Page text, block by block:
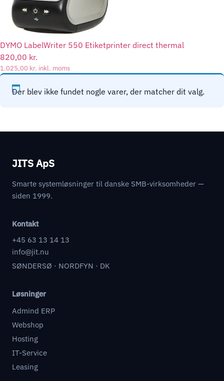
DYMO LabelWriter 550 Etiketprinter direct thermal
820,00 kr.
1.025,00 kr. inkl. moms
Der blev ikke fundet nogle varer, der matcher dit valg.
JITS ApS
Smarte systemløsninger til danske SMB-virksomheder —
siden 1999.
Kontakt
+45 63 13 14 13
info@jit.nu
SØNDERSØ · NORDFYN · DK
Løsninger
Admind ERP
Webshop
Hosting
IT-Service
Leasing